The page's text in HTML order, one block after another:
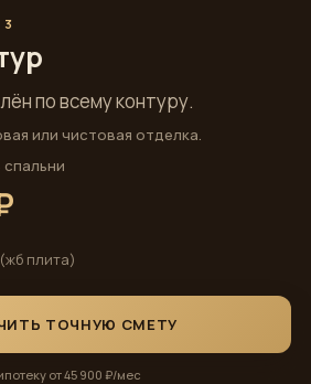
по всему контуру.
или чистовая отделка.
спальни
плита)
ТОЧНУЮ СМЕТУ
от 45 900 ₽/мес